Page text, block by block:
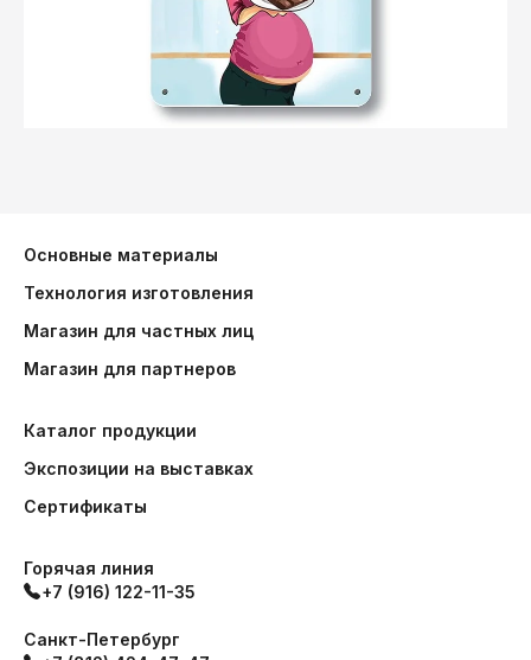
Основные материалы
Технология изготовления
Магазин для частных лиц
Магазин для партнеров
Каталог продукции
Экспозиции на выставках
Сертификаты
Горячая линия
+7 (916) 122-11-35
Санкт-Петербург